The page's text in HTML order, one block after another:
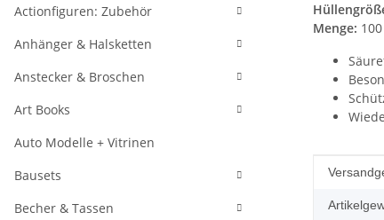
Menge:
Wert
Actionfiguren: Zubehör
Anhänger & Halsketten
Anstecker & Broschen
Art Books
Auto Modelle + Vitrinen
Bausets
Becher & Tassen